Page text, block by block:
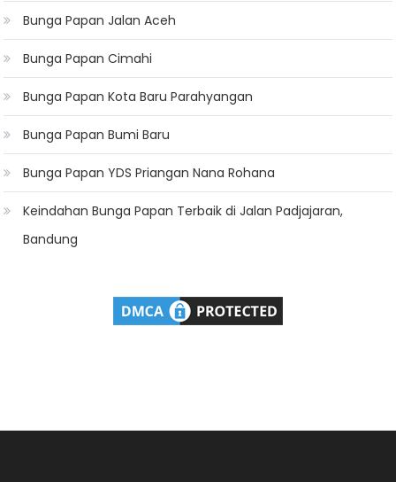
Bunga Papan Jalan Aceh
Bunga Papan Cimahi
Bunga Papan Kota Baru Parahyangan
Bunga Papan Bumi Baru
Bunga Papan YDS Priangan Nana Rohana
Keindahan Bunga Papan Terbaik di Jalan Padjajaran,
Bandung